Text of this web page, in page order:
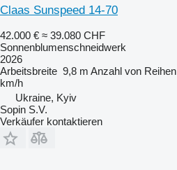
Claas Sunspeed 14-70
42.000 € ≈ 39.080 CHF
Sonnenblumenschneidwerk
2026
Arbeitsbreite 9,8 m Anzahl von Reihen
km/h
Ukraine, Kyiv
Sopin S.V.
Verkäufer kontaktieren